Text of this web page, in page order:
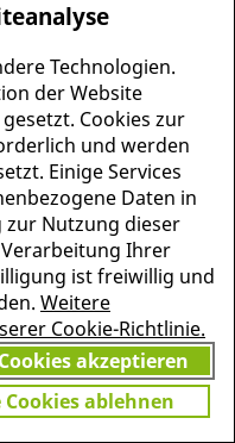
oft.
JETZT
GRATIS TESTEN
Technologien.
der Website
Cookies zur
und werden
Einige Services
Daten in
zur Nutzung dieser
Ihrer
ist freiwillig und
Weitere
Cookie-Richtlinie.
akzeptieren
ablehnen